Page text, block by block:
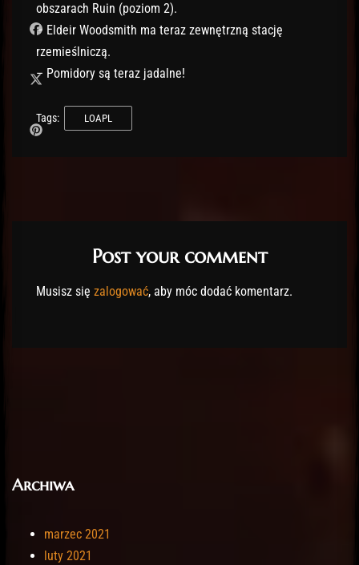
obszarach Ruin (poziom 2).
– Eldeir Woodsmith ma teraz zewnętrzną stację
rzemieślniczą.
– Pomidory są teraz jadalne!
Tags: LOAPL
Post your comment
Musisz się zalogować, aby móc dodać komentarz.
Archiwa
marzec 2021
luty 2021